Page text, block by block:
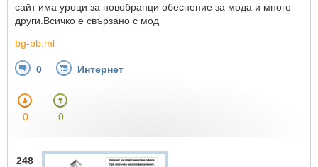
сайт има уроци за новобранци обеснение за мода и много
други.Всичко е свързано с мод
bg-bb.ml
0 Интернет
0 0
248